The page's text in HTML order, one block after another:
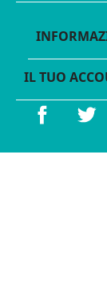
IL TUO
Facebook